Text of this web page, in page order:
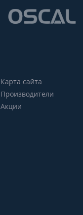
Карта сайта
Производители
Акции